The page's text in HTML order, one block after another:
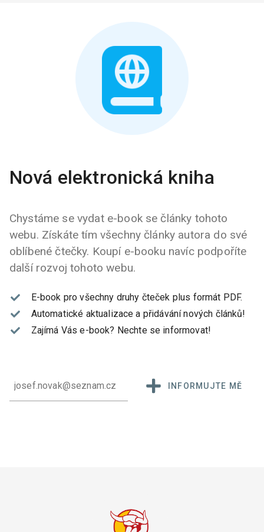
Nová elektronická kniha
Chystáme se vydat e-book se články tohoto
webu. Získáte tím všechny články autora do své
oblíbené čtečky. Koupí e-booku navíc podpoříte
další rozvoj tohoto webu.
E-book pro všechny druhy čteček plus formát PDF.
Automatické aktualizace a přidávání nových článků!
Zajímá Vás e-book? Nechte se informovat!
INFORMUJTE MĚ